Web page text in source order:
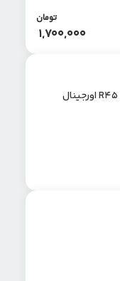
1,700,000
تومان